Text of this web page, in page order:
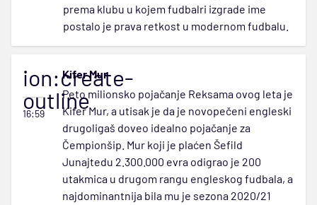
prema klubu u kojem fudbalri izgrade ime
postalo je prava retkost u modernom fudbalu.
ion:create-
outline
16:59
Kifer Mur
Peto milionsko pojačanje Reksama ovog leta je
Kifer Mur, a utisak je da je novopečeni engleski
drugoligaš doveo idealno pojačanje za
Čempionšip. Mur koji je plaćen Šefild
Junajtedu 2.300.000 evra odigrao je 200
utakmica u drugom rangu engleskog fudbala, a
najdominantnija bila mu je sezona 2020/21